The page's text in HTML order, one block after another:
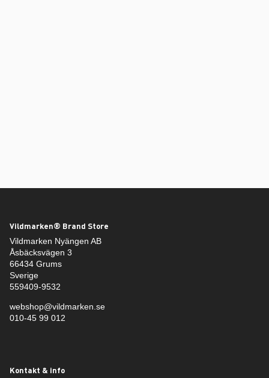
Vildmarken® Brand Store
Vildmarken Nyängen AB
Åsbäcksvägen 3
66434 Grums
Sverige
559409-9532
webshop@vildmarken.se
010-45 99 012
Kontakt & info